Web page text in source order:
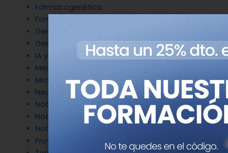
Farmacogenética
Formación
Genética del cáncer
Genética en Cardiología
IA y Genómica
Medicina Reproductiva
Microbiología molecular
Neurociencia
Noticias de Genotipia
Noticias de investigación
Noticias patrocinadas
Proyectos